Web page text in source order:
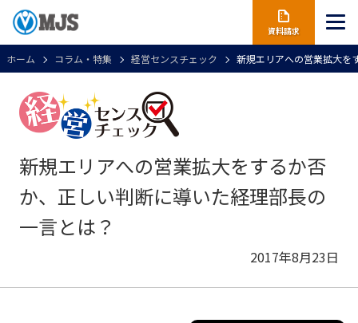
資料請求
ホーム コラム・特集 経営センスチェック 新規エリアへの営業拡大を
新規エリアへの営業拡大をするか否
か、正しい判断に導いた経理部長の
一言とは？
2017年8月23日